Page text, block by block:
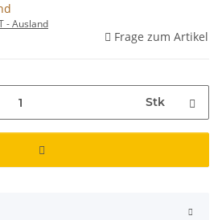
- Ausland
Frage zum Artikel
Stk